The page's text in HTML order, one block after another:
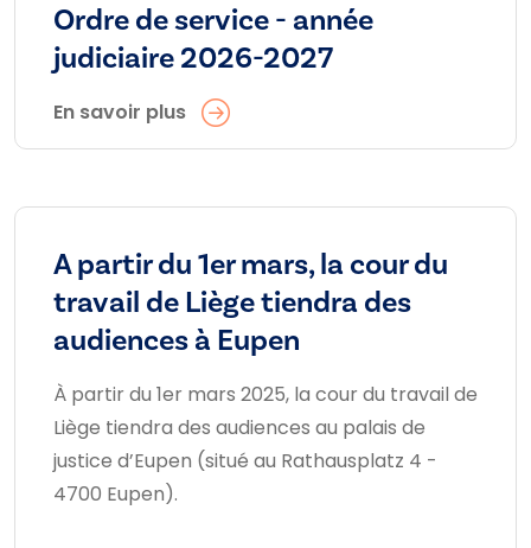
Ordre de service - année
judiciaire 2026-2027
En savoir plus
A partir du 1er mars, la cour du
travail de Liège tiendra des
audiences à Eupen
À partir du 1er mars 2025, la cour du travail de
Liège tiendra des audiences au palais de
justice d’Eupen (situé au Rathausplatz 4 -
4700 Eupen).